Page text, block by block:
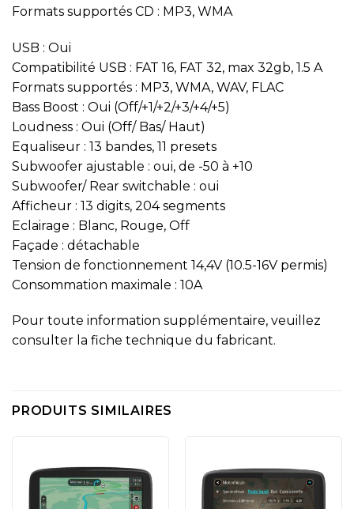
Formats supportés CD : MP3, WMA
USB : Oui
Compatibilité USB : FAT 16, FAT 32, max 32gb, 1.5 A
Formats supportés : MP3, WMA, WAV, FLAC
Bass Boost : Oui (Off/+1/+2/+3/+4/+5)
Loudness : Oui (Off/ Bas/ Haut)
Equaliseur : 13 bandes, 11 presets
Subwoofer ajustable : oui, de -50 à +10
Subwoofer/ Rear switchable : oui
Afficheur : 13 digits, 204 segments
Eclairage : Blanc, Rouge, Off
Façade : détachable
Tension de fonctionnement 14,4V (10.5-16V permis)
Consommation maximale : 10A
Pour toute information supplémentaire, veuillez
consulter la fiche technique du fabricant.
PRODUITS SIMILAIRES